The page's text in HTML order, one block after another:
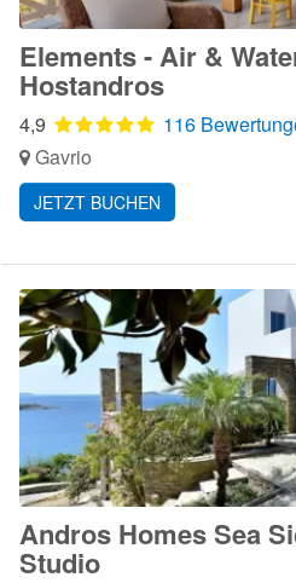
Elements - Air &
Hostandros
4,9
116
Gavrio
JETZT BUCHEN
Andros Homes Sea
Studio